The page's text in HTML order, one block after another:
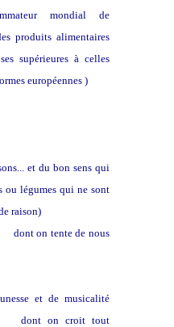
mondial de
produits alimentaires
supérieures à celles
européennes )
et du bon sens qui
ou légumes qui ne sont
raison)
dont on tente de nous
et de musicalité
dont on croit tout